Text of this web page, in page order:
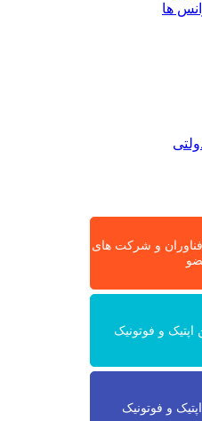
ها
و شرکت های
و فوتونیک
و فوتونیک